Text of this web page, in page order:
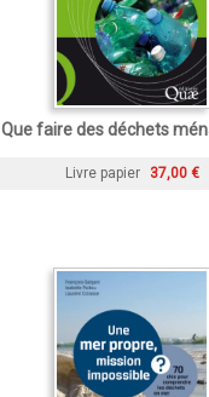
Que faire des déchets
Livre papier 37,00 €